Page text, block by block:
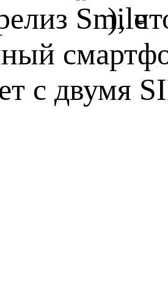
),
с двумя